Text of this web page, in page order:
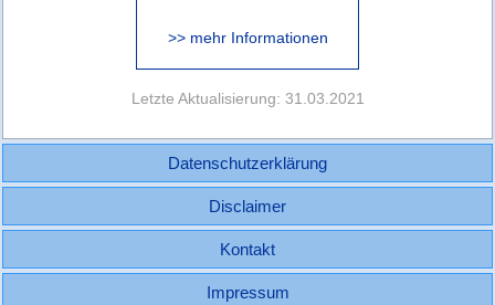
>> mehr Informationen
Letzte Aktualisierung: 31.03.2021
Datenschutzerklärung
Disclaimer
Kontakt
Impressum